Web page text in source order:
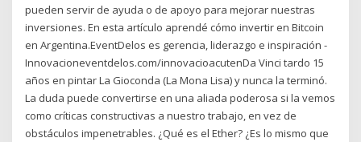
pueden servir de ayuda o de apoyo para mejorar nuestras
inversiones. En esta artículo aprendé cómo invertir en Bitcoin
en Argentina.EventDelos es gerencia, liderazgo e inspiración -
Innovacioneventdelos.com/innovacioacutenDa Vinci tardo 15
años en pintar La Gioconda (La Mona Lisa) y nunca la terminó.
La duda puede convertirse en una aliada poderosa si la vemos
como críticas constructivas a nuestro trabajo, en vez de
obstáculos impenetrables. ¿Qué es el Ether? ¿Es lo mismo que